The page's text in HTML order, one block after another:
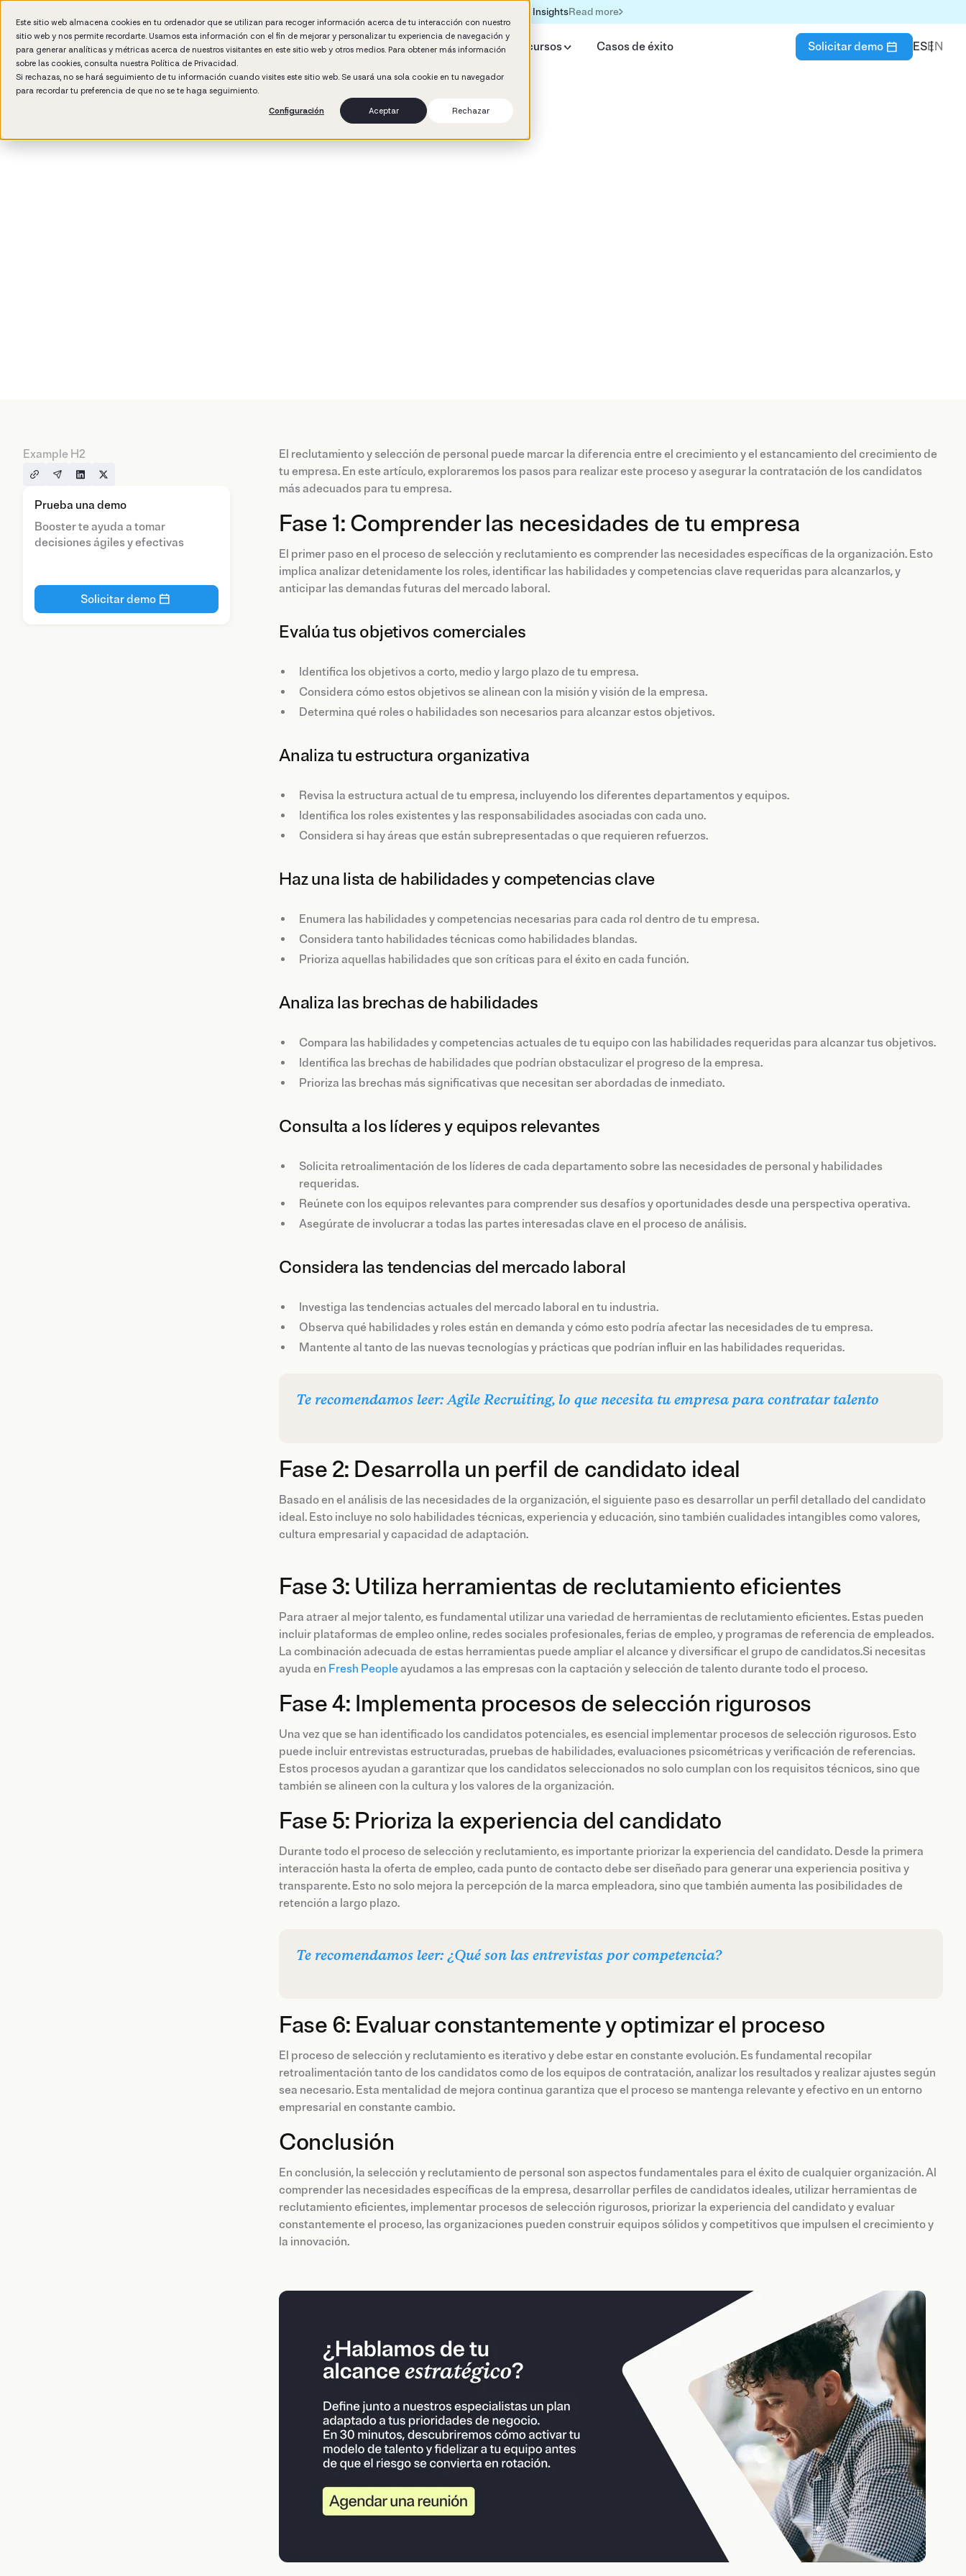
Este sitio web almacena cookies en tu ordenador que se utilizan para recoger información acerca de tu interacción con nuestro
sitio web y nos permite recordarte. Usamos esta información con el fin de mejorar y personalizar tu experiencia de navegación y
para generar analíticas y métricas acerca de nuestros visitantes en este sitio web y otros medios. Para obtener más información
sobre las cookies, consulta nuestra Política de Privacidad.
Si rechazas, no se hará seguimiento de tu información cuando visites este sitio web. Se usará una sola cookie en tu navegador
para recordar tu preferencia de que no se te haga seguimiento.
Configuración
Aceptar Rechazar
Formación IA para empresas | Booster AI InsightsRead more
Por qué Booster IA HR Estudio Recursos Casos de éxito Solicitar demo ESEN
Example H2
Prueba una demo
Booster te ayuda a tomar
decisiones ágiles y efectivas
Solicitar demo
El reclutamiento y selección de personal puede marcar la diferencia entre el crecimiento y el estancamiento del crecimiento de
tu empresa. En este artículo, exploraremos los pasos para realizar este proceso y asegurar la contratación de los candidatos
más adecuados para tu empresa.
Fase 1: Comprender las necesidades de tu empresa
El primer paso en el proceso de selección y reclutamiento es comprender las necesidades específicas de la organización. Esto
implica analizar detenidamente los roles, identificar las habilidades y competencias clave requeridas para alcanzarlos, y
anticipar las demandas futuras del mercado laboral.
Evalúa tus objetivos comerciales
Identifica los objetivos a corto, medio y largo plazo de tu empresa.
Considera cómo estos objetivos se alinean con la misión y visión de la empresa.
Determina qué roles o habilidades son necesarios para alcanzar estos objetivos.
Analiza tu estructura organizativa
Revisa la estructura actual de tu empresa, incluyendo los diferentes departamentos y equipos.
Identifica los roles existentes y las responsabilidades asociadas con cada uno.
Considera si hay áreas que están subrepresentadas o que requieren refuerzos.
Haz una lista de habilidades y competencias clave
Enumera las habilidades y competencias necesarias para cada rol dentro de tu empresa.
Considera tanto habilidades técnicas como habilidades blandas.
Prioriza aquellas habilidades que son críticas para el éxito en cada función.
Analiza las brechas de habilidades
Compara las habilidades y competencias actuales de tu equipo con las habilidades requeridas para alcanzar tus objetivos.
Identifica las brechas de habilidades que podrían obstaculizar el progreso de la empresa.
Prioriza las brechas más significativas que necesitan ser abordadas de inmediato.
Consulta a los líderes y equipos relevantes
Solicita retroalimentación de los líderes de cada departamento sobre las necesidades de personal y habilidades
requeridas.
Reúnete con los equipos relevantes para comprender sus desafíos y oportunidades desde una perspectiva operativa.
Asegúrate de involucrar a todas las partes interesadas clave en el proceso de análisis.
Considera las tendencias del mercado laboral
Investiga las tendencias actuales del mercado laboral en tu industria.
Observa qué habilidades y roles están en demanda y cómo esto podría afectar las necesidades de tu empresa.
Mantente al tanto de las nuevas tecnologías y prácticas que podrían influir en las habilidades requeridas.
Te recomendamos leer: Agile Recruiting, lo que necesita tu empresa para contratar talento
Fase 2: Desarrolla un perfil de candidato ideal
Basado en el análisis de las necesidades de la organización, el siguiente paso es desarrollar un perfil detallado del candidato
ideal. Esto incluye no solo habilidades técnicas, experiencia y educación, sino también cualidades intangibles como valores,
cultura empresarial y capacidad de adaptación.
Fase 3: Utiliza herramientas de reclutamiento eficientes
Para atraer al mejor talento, es fundamental utilizar una variedad de herramientas de reclutamiento eficientes. Estas pueden
incluir plataformas de empleo online, redes sociales profesionales, ferias de empleo, y programas de referencia de empleados.
La combinación adecuada de estas herramientas puede ampliar el alcance y diversificar el grupo de candidatos.Si necesitas
ayuda en Fresh Peopleayudamos a las empresas con la captación y selección de talento durante todo el proceso.
Fase 4: Implementa procesos de selección rigurosos
Una vez que se han identificado los candidatos potenciales, es esencial implementar procesos de selección rigurosos. Esto
puede incluir entrevistas estructuradas, pruebas de habilidades, evaluaciones psicométricas y verificación de referencias.
Estos procesos ayudan a garantizar que los candidatos seleccionados no solo cumplan con los requisitos técnicos, sino que
también se alineen con la cultura y los valores de la organización.
Fase 5: Prioriza la experiencia del candidato
Durante todo el proceso de selección y reclutamiento, es importante priorizar la experiencia del candidato. Desde la primera
interacción hasta la oferta de empleo, cada punto de contacto debe ser diseñado para generar una experiencia positiva y
transparente. Esto no solo mejora la percepción de la marca empleadora, sino que también aumenta las posibilidades de
retención a largo plazo.
Te recomendamos leer: ¿Qué son las entrevistas por competencia?
Fase 6: Evaluar constantemente y optimizar el proceso
El proceso de selección y reclutamiento es iterativo y debe estar en constante evolución. Es fundamental recopilar
retroalimentación tanto de los candidatos como de los equipos de contratación, analizar los resultados y realizar ajustes según
sea necesario. Esta mentalidad de mejora continua garantiza que el proceso se mantenga relevante y efectivo en un entorno
empresarial en constante cambio.
Conclusión
En conclusión, la selección y reclutamiento de personal son aspectos fundamentales para el éxito de cualquier organización. Al
comprender las necesidades específicas de la empresa, desarrollar perfiles de candidatos ideales, utilizar herramientas de
reclutamiento eficientes, implementar procesos de selección rigurosos, priorizar la experiencia del candidato y evaluar
constantemente el proceso, las organizaciones pueden construir equipos sólidos y competitivos que impulsen el crecimiento y
la innovación.